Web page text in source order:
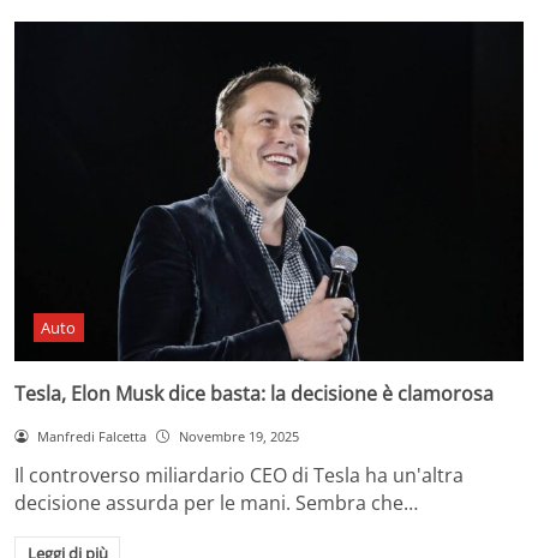
Auto
Tesla, Elon Musk dice basta: la decisione è clamorosa
Manfredi Falcetta Novembre 19, 2025
Il controverso miliardario CEO di Tesla ha un'altra
decisione assurda per le mani. Sembra che…